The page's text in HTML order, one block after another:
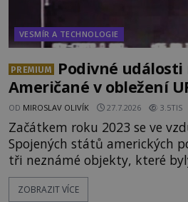
VESMÍR A TECHNOLOGIE
PREMIUM
Podivné události
Američané v obležení
OD MIROSLAV OLIVÍK 27.7.2026 3.5TIS
Začátkem roku 2023 se ve
Spojených států amerických
tři neznámé objekty, které
Do dnešních dnů nebyly
těles objeveny. Je možné, že
ZOBRAZIT VÍCE